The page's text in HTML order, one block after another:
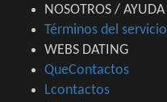
NOSOTROS / AYUDA
Términos del servicio
WEBS DATING
QueContactos
Lcontactos